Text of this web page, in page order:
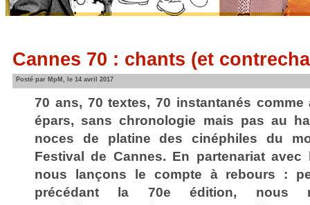
Cannes 70 : chants (et
Posté par MpM, le 14 avril 2017
70 ans, 70 textes, 70 instantanés
épars, sans chronologie mais pas au
noces de platine des cinéphiles du
Festival de Cannes. En partenariat
nous lançons le compte à rebours :
précédant la 70e édition, nous